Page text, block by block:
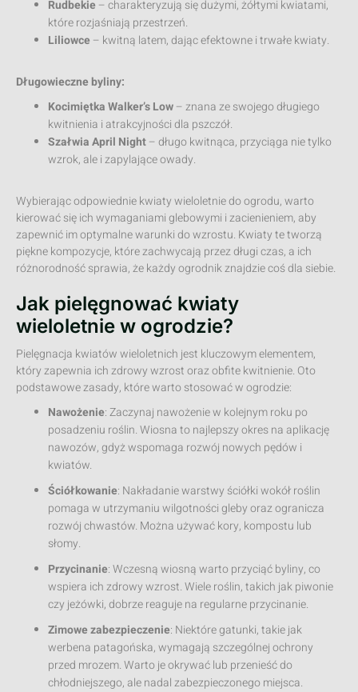
Rudbekie – charakteryzują się dużymi, żółtymi kwiatami,
które rozjaśniają przestrzeń.
Liliowce – kwitną latem, dając efektowne i trwałe kwiaty.
Długowieczne byliny:
Kocimiętka Walker’s Low– znana ze swojego długiego
kwitnienia i atrakcyjności dla pszczół.
Szałwia April Night– długo kwitnąca, przyciąga nie tylko
wzrok, ale i zapylające owady.
Wybierając odpowiednie kwiaty wieloletnie do ogrodu, warto
kierować się ich wymaganiami glebowymi i zacienieniem, aby
zapewnić im optymalne warunki do wzrostu. Kwiaty te tworzą
piękne kompozycje, które zachwycają przez długi czas, a ich
różnorodność sprawia, że każdy ogrodnik znajdzie coś dla siebie.
Jak pielęgnować kwiaty
wieloletnie w ogrodzie?
Pielęgnacja kwiatów wieloletnich jest kluczowym elementem,
który zapewnia ich zdrowy wzrost oraz obfite kwitnienie. Oto
podstawowe zasady, które warto stosować w ogrodzie:
Nawożenie: Zaczynaj nawożenie w kolejnym roku po
posadzeniu roślin. Wiosna to najlepszy okres na aplikację
nawozów, gdyż wspomaga rozwój nowych pędów i
kwiatów.
Ściółkowanie: Nakładanie warstwy ściółki wokół roślin
pomaga w utrzymaniu wilgotności gleby oraz ogranicza
rozwój chwastów. Można używać kory, kompostu lub
słomy.
Przycinanie: Wczesną wiosną warto przyciąć byliny, co
wspiera ich zdrowy wzrost. Wiele roślin, takich jak piwonie
czy jeżówki, dobrze reaguje na regularne przycinanie.
Zimowe zabezpieczenie: Niektóre gatunki, takie jak
werbena patagońska, wymagają szczególnej ochrony
przed mrozem. Warto je okrywać lub przenieść do
chłodniejszego, ale nadal zabezpieczonego miejsca.